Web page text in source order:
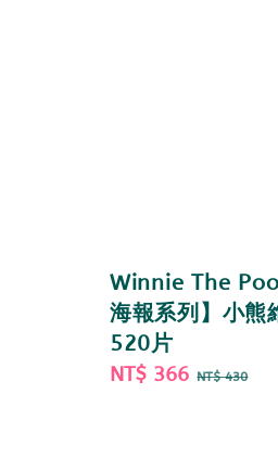
Winnie The
海報系列】小熊
520片
Sale
NT$ 366 Regular
NT$ 430